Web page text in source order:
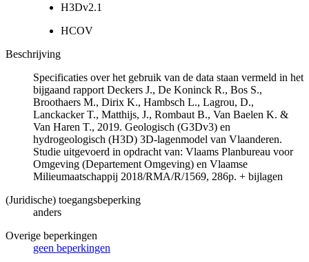
H3Dv2.1
HCOV
Beschrijving
Specificaties over het gebruik van de data staan vermeld in het
bijgaand rapport Deckers J., De Koninck R., Bos S.,
Broothaers M., Dirix K., Hambsch L., Lagrou, D.,
Lanckacker T., Matthijs, J., Rombaut B., Van Baelen K. &
Van Haren T., 2019. Geologisch (G3Dv3) en
hydrogeologisch (H3D) 3D-lagenmodel van Vlaanderen.
Studie uitgevoerd in opdracht van: Vlaams Planbureau voor
Omgeving (Departement Omgeving) en Vlaamse
Milieumaatschappij 2018/RMA/R/1569, 286p. + bijlagen
(Juridische) toegangsbeperking
anders
Overige beperkingen
geen beperkingen